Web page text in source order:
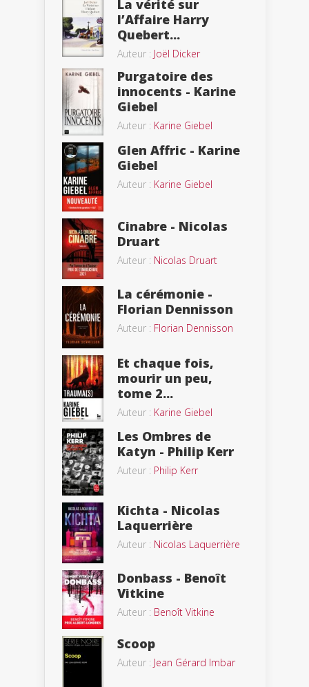
La vérité sur
l’Affaire Harry
Quebert...
Auteur : Joël Dicker
Purgatoire des
innocents - Karine
Giebel
Auteur : Karine Giebel
Glen Affric - Karine
Giebel
Auteur : Karine Giebel
Cinabre - Nicolas
Druart
Auteur : Nicolas Druart
La cérémonie -
Florian Dennisson
Auteur : Florian Dennisson
Et chaque fois,
mourir un peu,
tome 2...
Auteur : Karine Giebel
Les Ombres de
Katyn - Philip Kerr
Auteur : Philip Kerr
Kichta - Nicolas
Laquerrière
Auteur : Nicolas Laquerrière
Donbass - Benoît
Vitkine
Auteur : Benoît Vitkine
Scoop
Auteur : Jean Gérard Imbar